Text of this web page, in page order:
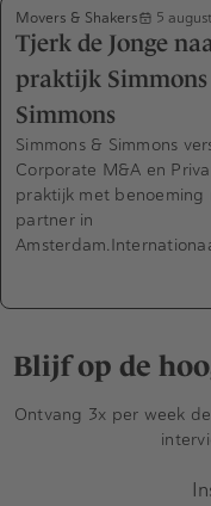
Movers & Shakers 5
Tjerk de Jonge
praktijk
Simmons
Simmons & Simmons
Corporate M&A en
praktijk met benoeming
partner in
Blijf op de
Ontvang 3x per week